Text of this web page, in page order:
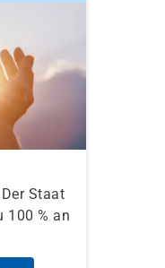
Staat
100 % an